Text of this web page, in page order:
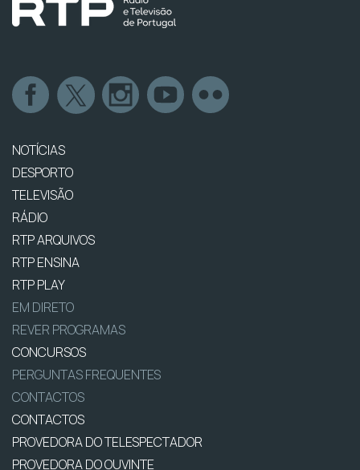
NOTÍCIAS
DESPORTO
TELEVISÃO
RÁDIO
RTP ARQUIVOS
RTP ENSINA
RTP PLAY
EM DIRETO
REVER PROGRAMAS
CONCURSOS
PERGUNTAS FREQUENTES
CONTACTOS
CONTACTOS
PROVEDORA DO TELESPECTADOR
PROVEDORA DO OUVINTE